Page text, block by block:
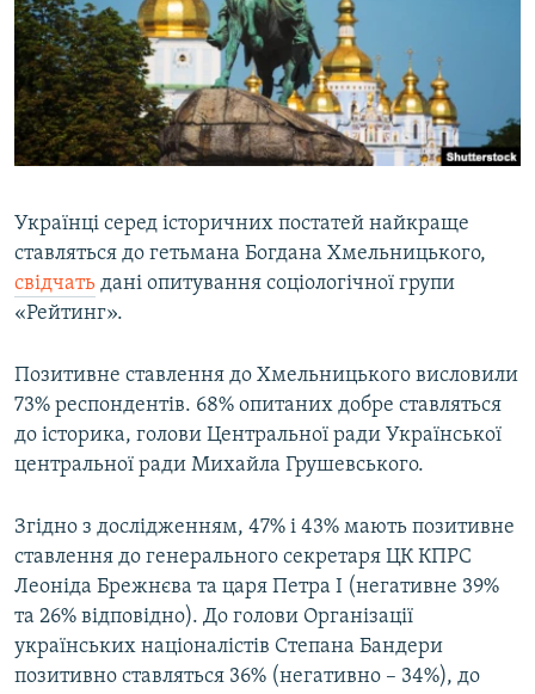
ВІДЕОУРОКИ «ELIFBE»
СВІДЧЕННЯ ОКУПАЦІЇ
УКРАЇНСЬКА ПРОБЛЕМА КРИМУ
ІНФОГРАФІКА
Русский
Qırımtatar
ДОЛУЧАЙСЯ!
Усі сайти RFE/RL
Українці серед історичних постатей найкраще
ставляться до гетьмана Богдана Хмельницького,
свідчать дані опитування соціологічної групи
«Рейтинг».
Позитивне ставлення до Хмельницького висловили
73% респондентів. 68% опитаних добре ставляться
до історика, голови Центральної ради Української
центральної ради Михайла Грушевського.
Згідно з дослідженням, 47% і 43% мають позитивне
ставлення до генерального секретаря ЦК КПРС
Леоніда Брежнєва та царя Петра І (негативне 39%
та 26% відповідно). До голови Організації
українських націоналістів Степана Бандери
позитивно ставляться 36% (негативно – 34%), до